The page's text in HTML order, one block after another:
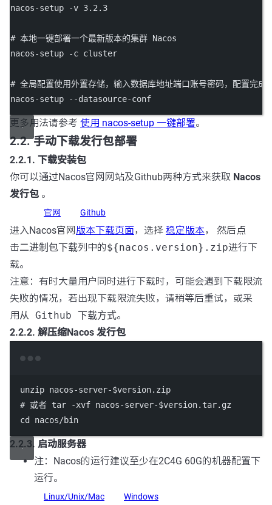
nacos-setup
-v 3.2 .3
# 本地一键部署一个最新版本的集群 Nacos
nacos-setup
-c cluster
# 全局配置使用外置存储，输入数据库地址端口账号密码，配置完
nacos-setup
--datasource-conf
更多用法请参考 使用 nacos-setup 一键部署。
2.2. 手动下载发行包部署
2.2.1. 下载安装包
你可以通过Nacos官网网站及Github两种方式来获取 Nacos
发行包 。
官网 Github
进入Nacos官网 版本下载页面，选择 稳定版本， 然后点
击二进制包下载列中的${nacos.version}.zip进行下
载。
注意：有时大量用户同时进行下载时，可能会遇到下载限流
失败的情况，若出现下载限流失败，请稍等后重试，或采
用从 Github 下载方式。
2.2.2. 解压缩Nacos 发行包
unzip nacos-server-$version.zip
# 或者 tar -xvf nacos-server-$version.tar.gz
cd
nacos/bin
2.2.3. 启动服务器
注：Nacos的运行建议至少在2C4G 60G的机器配置下
运行。
Linux/Unix/Mac Windows